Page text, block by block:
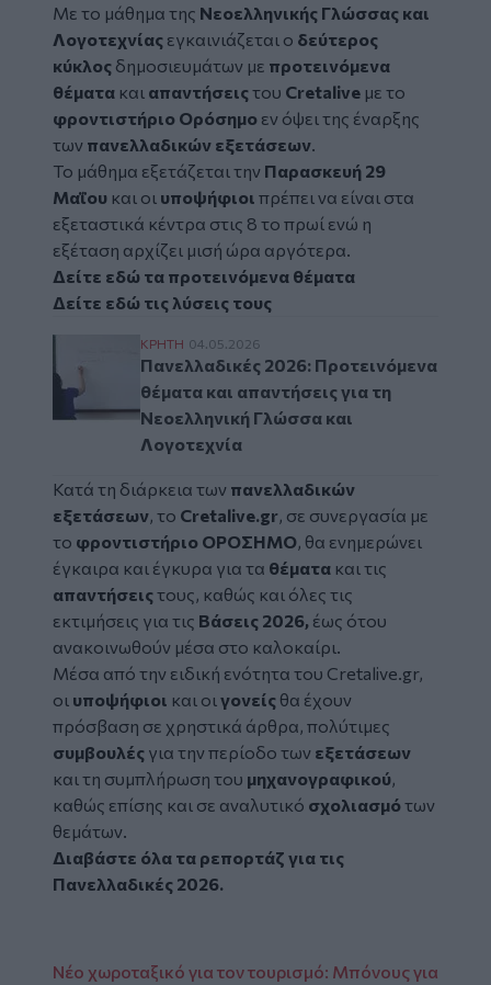
Με το μάθημα της Νεοελληνικής Γλώσσας και
Λογοτεχνίας εγκαινιάζεται ο δεύτερος
κύκλος δημοσιευμάτων με προτεινόμενα
θέματα και απαντήσειςτου Cretalive με το
φροντιστήριο Ορόσημο εν όψει της έναρξης
των πανελλαδικών εξετάσεων.
Το μάθημα εξετάζεται την Παρασκευή 29
Μαΐου και οι υποψήφιοι πρέπει να είναι στα
εξεταστικά κέντρα στις 8 το πρωί ενώ η
εξέταση αρχίζει μισή ώρα αργότερα.
Δείτε εδώ τα προτεινόμενα θέματα
Δείτε εδώ τις λύσεις τους
Πανελλαδικές 2026: Προτεινόμενα
ΚΡΗΤΗ 04.05.2026
Πανελλαδικές 2026: Προτεινόμενα
θέματα και απαντήσεις για τη
Νεοελληνική Γλώσσα και
Λογοτεχνία
Κατά τη διάρκεια των πανελλαδικών
εξετάσεων, το Cretalive.gr, σε συνεργασία με
το φροντιστήριο ΟΡΟΣΗΜΟ, θα ενημερώνει
έγκαιρα και έγκυρα για τα θέματα και τις
απαντήσειςτους, καθώς και όλες τις
εκτιμήσεις για τις Βάσεις 2026, έως ότου
ανακοινωθούν μέσα στο καλοκαίρι.
Μέσα από την ειδική ενότητα του Cretalive.gr,
οι υποψήφιοι και οι γονείς θα έχουν
πρόσβαση σε χρηστικά άρθρα, πολύτιμες
συμβουλές για την περίοδο των εξετάσεων
και τη συμπλήρωση του μηχανογραφικού,
καθώς επίσης και σε αναλυτικό σχολιασμότων
θεμάτων.
Διαβάστε όλα τα ρεπορτάζ για τις
Πανελλαδικές 2026.
Νέο χωροταξικό για τον τουρισμό: Μπόνους για